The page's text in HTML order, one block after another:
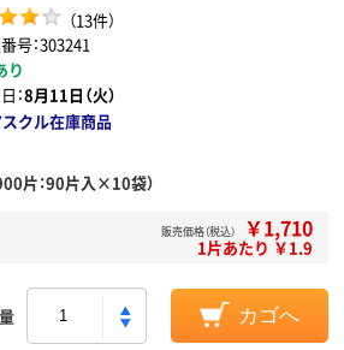
（13件）
号：303241
り
：8月11日（火）
クル在庫商品
片：90片入×10袋）
販売価格（税込） ￥1,710
1片あたり ￥1.9
カゴへ